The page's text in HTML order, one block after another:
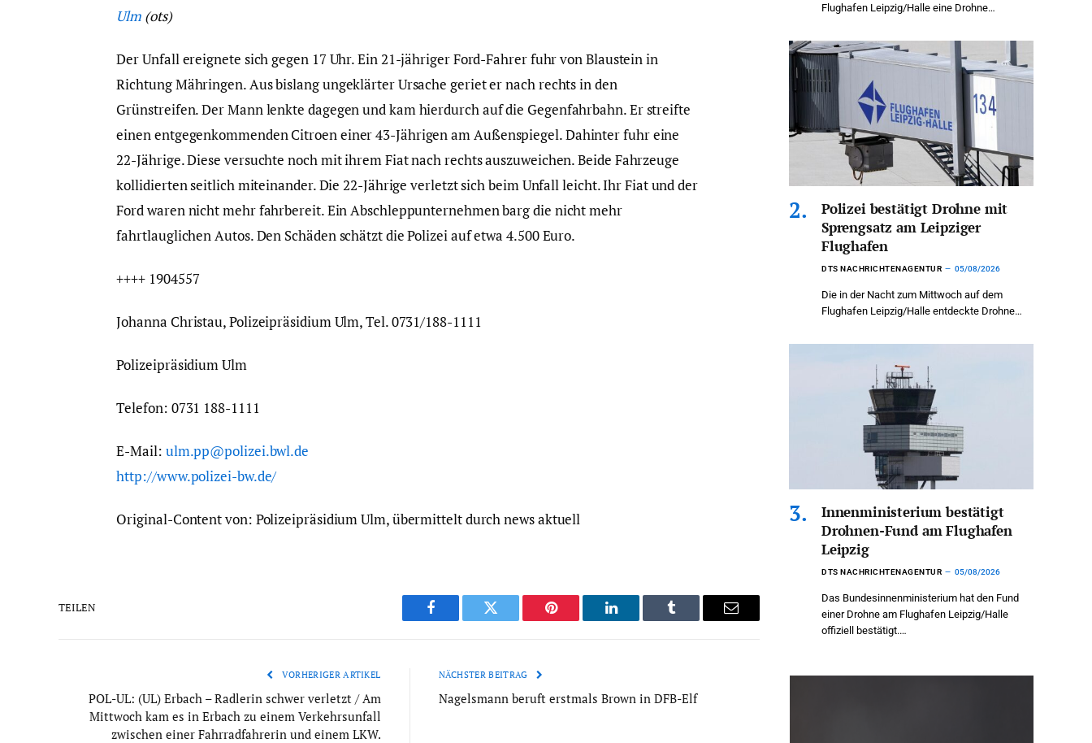
Ulm (ots)
Der Unfall ereignete sich gegen 17 Uhr. Ein 21-jähriger Ford-Fahrer fuhr von Blaustein in
Richtung Mähringen. Aus bislang ungeklärter Ursache geriet er nach rechts in den
Grünstreifen. Der Mann lenkte dagegen und kam hierdurch auf die Gegenfahrbahn. Er streifte
einen entgegenkommenden Citroen einer 43-Jährigen am Außenspiegel. Dahinter fuhr eine
22-Jährige. Diese versuchte noch mit ihrem Fiat nach rechts auszuweichen. Beide Fahrzeuge
kollidierten seitlich miteinander. Die 22-Jährige verletzt sich beim Unfall leicht. Ihr Fiat und der
Ford waren nicht mehr fahrbereit. Ein Abschleppunternehmen barg die nicht mehr
fahrtlauglichen Autos. Den Schäden schätzt die Polizei auf etwa 4.500 Euro.
++++ 1904557
Johanna Christau, Polizeipräsidium Ulm, Tel. 0731/188-1111
Polizeipräsidium Ulm
Telefon: 0731 188-1111
E-Mail: ulm.pp@polizei.bwl.de
http://www.polizei-bw.de/
Original-Content von: Polizeipräsidium Ulm, übermittelt durch news aktuell
TEILEN
Facebook Twitter Pinterest LinkedIn Tumblr Email
VORHERIGER ARTIKEL
POL-UL: (UL) Erbach – Radlerin schwer verletzt / Am
Mittwoch kam es in Erbach zu einem Verkehrsunfall
zwischen einer Fahrradfahrerin und einem LKW.
NÄCHSTER BEITRAG
Nagelsmann beruft erstmals Brown in DFB-Elf
Flughafen Leipzig/Halle eine Drohne…
Polizei bestätigt Drohne mit
Sprengsatz am Leipziger
Flughafen
DTS NACHRICHTENAGENTUR 05/08/2026
Die in der Nacht zum Mittwoch auf dem
Flughafen Leipzig/Halle entdeckte Drohne…
Innenministerium bestätigt
Drohnen-Fund am Flughafen
Leipzig
DTS NACHRICHTENAGENTUR 05/08/2026
Das Bundesinnenministerium hat den Fund
einer Drohne am Flughafen Leipzig/Halle
offiziell bestätigt.…